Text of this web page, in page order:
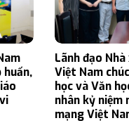
Lãnh đạo
Việt Nam
học và Văn
nhân kỷ niệm
mạng Việt